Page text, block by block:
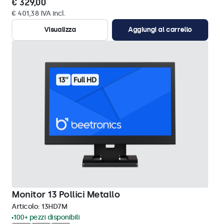
€ 329,00
€ 401,38 IVA incl.
Visualizza
Aggiungi al carrello
Monitor 13 Pollici Metallo
Articolo: 13HD7M
100+ pezzi disponibili